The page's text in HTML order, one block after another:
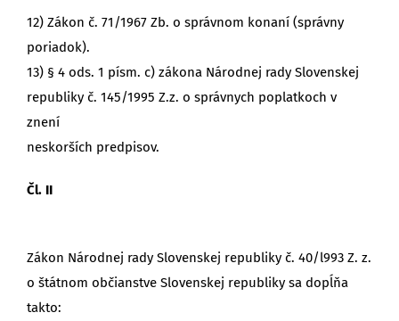
12) Zákon č. 71/1967 Zb. o správnom konaní (správny
poriadok).
13) § 4 ods. 1 písm. c) zákona Národnej rady Slovenskej
republiky č. 145/1995 Z.z. o správnych poplatkoch v
znení
neskorších predpisov.
Čl. II
Zákon Národnej rady Slovenskej republiky č. 40/l993 Z. z.
o štátnom občianstve Slovenskej republiky sa dopĺňa
takto: